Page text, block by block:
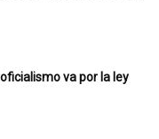
va por la ley